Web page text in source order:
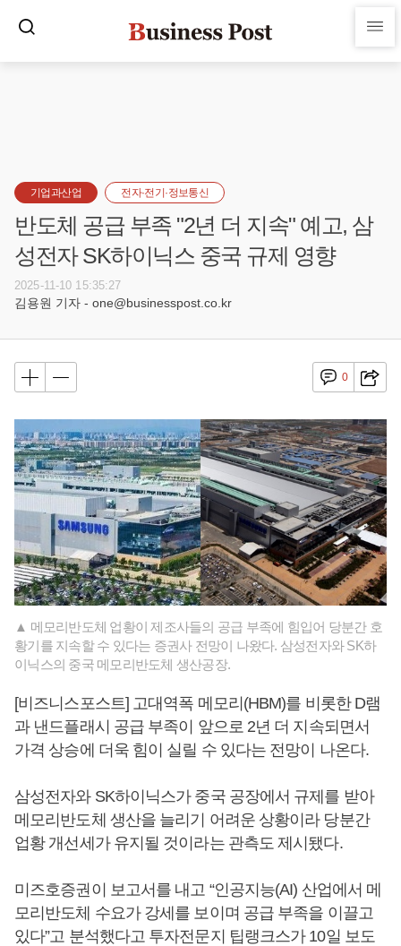
기업과산업 전자·전기·정보통신
반도체 공급 부족 "2년 더 지속" 예고, 삼
성전자 SK하이닉스 중국 규제 영향
2025-11-10 15:35:27
김용원 기자 - one@businesspost.co.kr
0
▲ 메모리반도체 업황이 제조사들의 공급 부족에 힘입어 당분간 호
황기를 지속할 수 있다는 증권사 전망이 나왔다. 삼성전자와 SK하
이닉스의 중국 메모리반도체 생산공장.
[비즈니스포스트] 고대역폭 메모리(HBM)를 비롯한 D램
과 낸드플래시 공급 부족이 앞으로 2년 더 지속되면서
가격 상승에 더욱 힘이 실릴 수 있다는 전망이 나온다.
삼성전자와 SK하이닉스가 중국 공장에서 규제를 받아
메모리반도체 생산을 늘리기 어려운 상황이라 당분간
업황 개선세가 유지될 것이라는 관측도 제시됐다.
미즈호증권이 보고서를 내고 “인공지능(AI) 산업에서 메
모리반도체 수요가 강세를 보이며 공급 부족을 이끌고
있다”고 분석했다고 투자전문지 팁랭크스가 10일 보도